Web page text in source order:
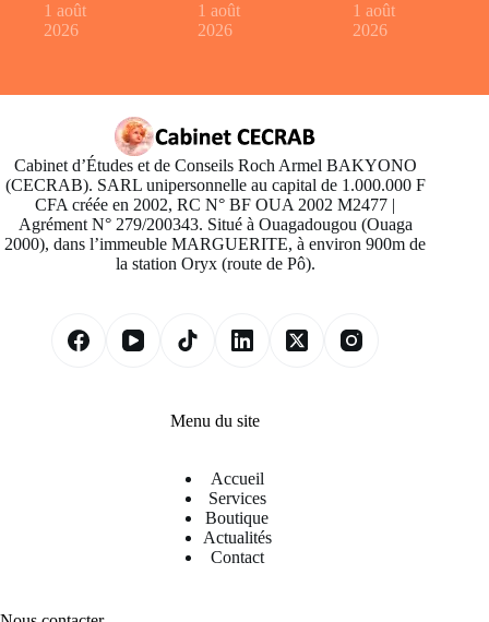
1 août
2026
1 août
2026
1 août
2026
Cabinet d’Études et de Conseils Roch Armel BAKYONO
(CECRAB). SARL unipersonnelle au capital de 1.000.000 F
CFA créée en 2002, RC N° BF OUA 2002 M2477 |
Agrément N° 279/200343. Situé à Ouagadougou (Ouaga
2000), dans l’immeuble MARGUERITE, à environ 900m de
la station Oryx (route de Pô).
Menu du site
Accueil
Services
Boutique
Actualités
Contact